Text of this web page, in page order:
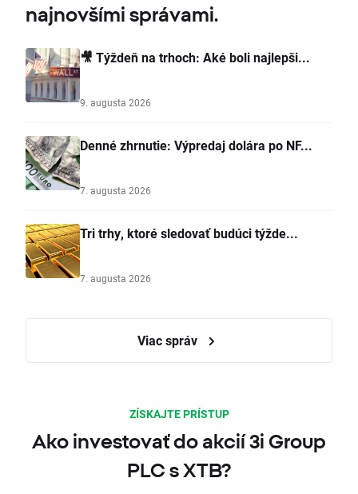
najnovšími správami.
🎥 Týždeň na trhoch: Aké boli najlepši...
9. augusta 2026
Denné zhrnutie: Výpredaj dolára po NF...
7. augusta 2026
Tri trhy, ktoré sledovať budúci týžde...
7. augusta 2026
Viac správ
ZÍSKAJTE PRÍSTUP
Ako investovať do akcií 3i Group
PLC s XTB?